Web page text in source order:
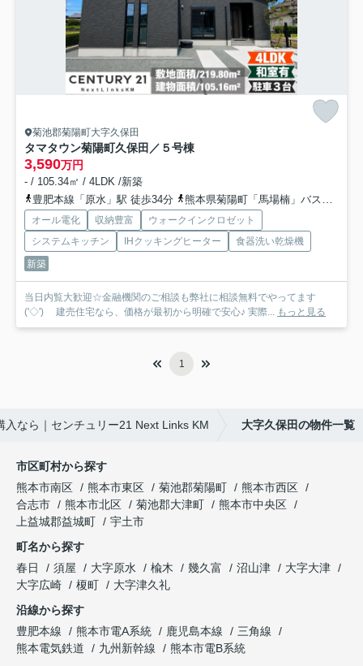
菊池郡菊陽町大字久保田
タマタウン菊陽町久保田／５号棟
3,590万円
- / 105.34㎡ / 4LDK /新築
豊肥本線「原水」駅 徒歩34分
熊本県菊陽町「馬場楠」バス停下車 徒歩12分
オール電化 収納豊富
ウォークインクロゼット
システムキッチン
IHクッキングヒーター
食器洗い乾燥機
新築
当日内覧大歓迎☆金融機関のご相談も弊社に相談無料でやってます
('◇')ゞ 建売住宅なら、価格が最初から明確で安心♪ 実際... もっと見る
1
入なら｜センチュリー21 Next Links KM 大字久保田の物件一覧
市区町村から探す
熊本市南区
熊本市東区 菊池郡菊陽町
熊本市西区
合志市
熊本市北区 菊池郡大津町
熊本市中央区
上益城郡益城町
宇土市
町名から探す
春日
須屋 大字原水 楡木 幾久富 沼山津
大字大津
大字広崎
榎町
大字津久礼
沿線から探す
豊肥本線
熊本市電A系統 鹿児島本線
三角線
熊本電気鉄道
九州新幹線
熊本市電B系統